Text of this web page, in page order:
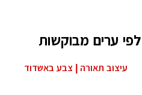
ערים מבוקשות
עיצוב תאורה | צבע באשדוד